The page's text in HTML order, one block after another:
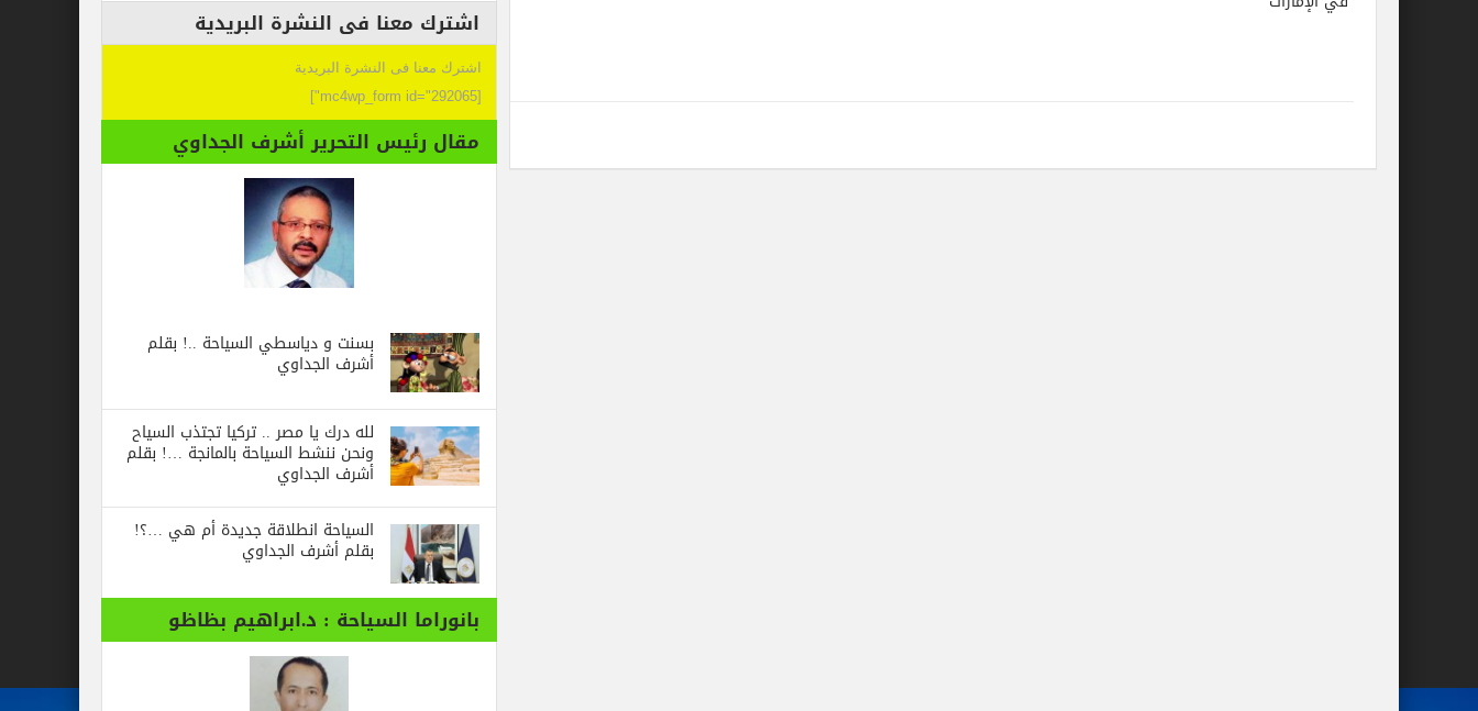
اشترك معنا فى النشرة البريدية
اشترك معنا فى النشرة البريدية
[mc4wp_form id="292065"]
مقال رئيس التحرير أشرف الجداوي
بسنت و دياسطي السياحة ..! بقلم
أشرف الجداوي
لله درك يا مصر .. تركيا تجتذب السياح
ونحن ننشط السياحة بالمانجة …! بقلم
أشرف الجداوي
السياحة انطلاقة جديدة أم هي …؟!
بقلم أشرف الجداوي
بانوراما السياحة : د.ابراهيم بظاظو